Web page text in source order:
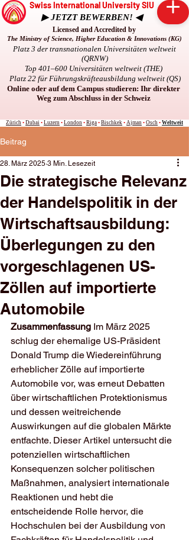
Swiss International University SIU
▶ JETZT BEWERBEN! ◀
Licensed and Accredited by
The Ministry of Science, Higher Education & Innovations (KG)
Platz 3 der transnationalen Universitäten weltweit
(QRNW)
Top 401–600 Universitäten weltweit (THE)
Platz 22 für Führungskräfteausbildung weltweit (QS)
Online oder auf dem Campus studieren: Ihr direkter
Weg zum Abschluss in der Schweiz
Zürich • Dubai • Luzern • London • Riga • Bischkek • Ajman • Osch • Weltweit
Beitrag
Die strategische Relevanz
der Handelspolitik in der
Wirtschaftsausbildung:
Überlegungen zu den
vorgeschlagenen US-
Zöllen auf importierte
Automobile
28. März 2025 3 Min. Lesezeit
Zusammenfassung Im März 2025
schlug der ehemalige US-Präsident
Donald Trump die Wiedereinführung
erheblicher Zölle auf importierte
Automobile vor, was erneut Debatten
über wirtschaftlichen Protektionismus
und dessen weitreichende
Auswirkungen auf die globalen Märkte
entfachte. Dieser Artikel untersucht die
potenziellen wirtschaftlichen
Konsequenzen solcher politischen
Maßnahmen, analysiert internationale
Reaktionen und hebt die
entscheidende Rolle hervor, die
Hochschulen bei der Ausbildung von